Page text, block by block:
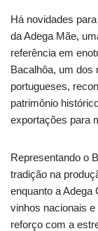
Há novidades
da Adega Mãe,
referência em
Bacalhôa, um dos
portugueses,
patrimônio
exportações para
Representando o
tradição na
enquanto a Adega
vinhos nacionais
reforço com a